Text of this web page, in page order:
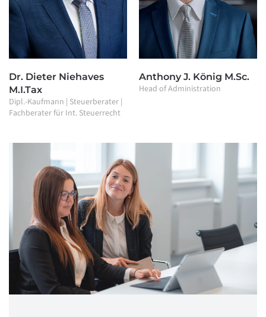
Dr. Dieter Niehaves
M.I.Tax
Dipl.-Kaufmann | Steuerberater |
Fachberater für Int. Steuerrecht
Anthony J. König M.Sc.
Head of Administration